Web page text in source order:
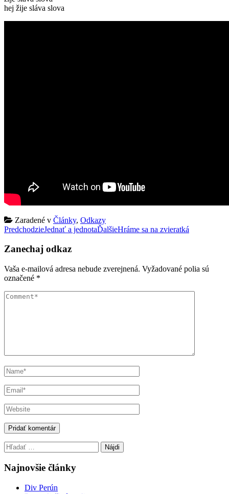
hej žije slá­va slova
Zaradené v Články, Odkazy
Post
navigation
PredchodzieJednať a jednotaĎalšieHráme sa na zvieratká
Zanechaj odkaz
Vaša e-mailová adresa nebude zverejnená. Vyžadované polia sú
označené *
Hľadať:
Najnovšie články
Div Perún